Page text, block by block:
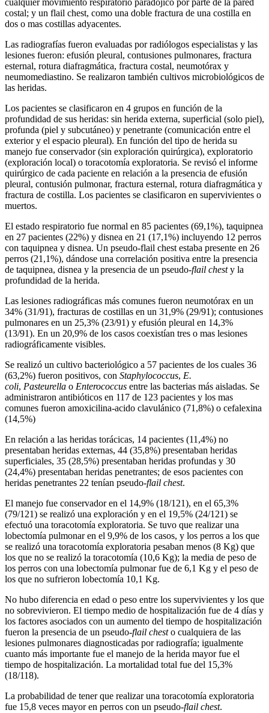
cualquier movimiento respiratorio paradójico por parte de la pared
costal; y un flail chest, como una doble fractura de una costilla en
dos o mas costillas adyacentes.
Las radiografías fueron evaluadas por radiólogos especialistas y las
lesiones fueron: efusión pleural, contusiones pulmonares, fractura
esternal, rotura diafragmática, fractura costal, neumotórax y
neumomediastino. Se realizaron también cultivos microbiológicos de
las heridas.
Los pacientes se clasificaron en 4 grupos en función de la
profundidad de sus heridas: sin herida externa, superficial (solo piel),
profunda (piel y subcutáneo) y penetrante (comunicación entre el
exterior y el espacio pleural). En función del tipo de herida su
manejo fue conservador (sin exploración quirúrgica), exploratorio
(exploración local) o toracotomía exploratoria. Se revisó el informe
quirúrgico de cada paciente en relación a la presencia de efusión
pleural, contusión pulmonar, fractura esternal, rotura diafragmática y
fractura de costilla. Los pacientes se clasificaron en supervivientes o
muertos.
El estado respiratorio fue normal en 85 pacientes (69,1%), taquipnea
en 27 pacientes (22%) y disnea en 21 (17,1%) incluyendo 12 perros
con taquipnea y disnea. Un pseudo-flail chest estaba presente en 26
perros (21,1%), dándose una correlación positiva entre la presencia
de taquipnea, disnea y la presencia de un pseudo-flail chesty la
profundidad de la herida.
Las lesiones radiográficas más comunes fueron neumotórax en un
34% (31/91), fracturas de costillas en un 31,9% (29/91); contusiones
pulmonares en un 25,3% (23/91) y efusión pleural en 14,3%
(13/91). En un 20,9% de los casos coexistían tres o mas lesiones
radiográficamente visibles.
Se realizó un cultivo bacteriológico a 57 pacientes de los cuales 36
(63,2%) fueron positivos, con Staphylococcus, E.
coli, Pasteurella o Enterococcus entre las bacterias más aisladas. Se
administraron antibióticos en 117 de 123 pacientes y los mas
comunes fueron amoxicilina-acido clavulánico (71,8%) o cefalexina
(14,5%)
En relación a las heridas torácicas, 14 pacientes (11,4%) no
presentaban heridas externas, 44 (35,8%) presentaban heridas
superficiales, 35 (28,5%) presentaban heridas profundas y 30
(24,4%) presentaban heridas penetrantes; de esos pacientes con
heridas penetrantes 22 tenían pseudo-flail chest.
El manejo fue conservador en el 14,9% (18/121), en el 65,3%
(79/121) se realizó una exploración y en el 19,5% (24/121) se
efectuó una toracotomía exploratoria. Se tuvo que realizar una
lobectomía pulmonar en el 9,9% de los casos, y los perros a los que
se realizó una toracotomía exploratoria pesaban menos (8 Kg) que
los que no se realizó la toracotomía (10,6 Kg); la media de peso de
los perros con una lobectomía pulmonar fue de 6,1 Kg y el peso de
los que no sufrieron lobectomía 10,1 Kg.
No hubo diferencia en edad o peso entre los supervivientes y los que
no sobrevivieron. El tiempo medio de hospitalización fue de 4 días y
los factores asociados con un aumento del tiempo de hospitalización
fueron la presencia de un pseudo-flail chesto cualquiera de las
lesiones pulmonares diagnosticadas por radiografía; igualmente
cuanto más importante fue el manejo de la herida mayor fue el
tiempo de hospitalización. La mortalidad total fue del 15,3%
(18/118).
La probabilidad de tener que realizar una toracotomía exploratoria
fue 15,8 veces mayor en perros con un pseudo-flail chest.